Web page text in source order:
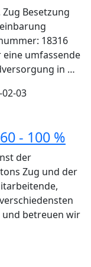
Besetzung
18316
eine umfassende
in …
03
- 100 %
der
Zug und der
und betreuen wir